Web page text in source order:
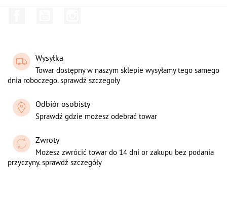
Wysyłka
Towar dostępny w naszym sklepie wysyłamy tego samego
dnia roboczego. sprawdź szczegoły
Odbiór osobisty
Sprawdź gdzie możesz odebrać towar
Zwroty
Możesz zwrócić towar do 14 dni or zakupu bez podania
przyczyny. sprawdź szczegóły